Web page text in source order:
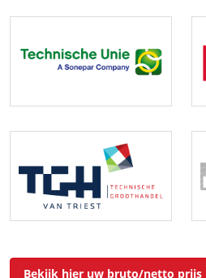
Bekijk hier uw bruto/netto prijs